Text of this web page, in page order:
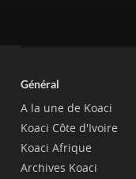
Général
A la une de Koaci
Koaci Côte d'Ivoire
Koaci Afrique
Archives Koaci